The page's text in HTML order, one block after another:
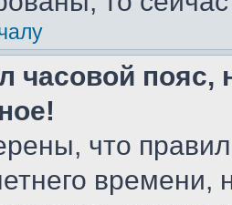
часовой пояс,
что